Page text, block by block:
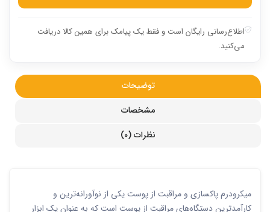
اطلاع‌رسانی رایگان است و فقط یک پیامک برای همین کالا دریافت
می‌کنید.
توضیحات
مشخصات
نظرات (0)
میکرودرم پاکسازی و مراقبت از پوست یکی از نوآورانه‌ترین و
کارآمدترین دستگاه‌های مراقبت از پوست است که به عنوان یک ابزار